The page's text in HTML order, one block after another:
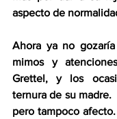
aspecto de
Ahora ya no
mimos y
Grettel, y los
ternura de su madre.
pero tampoco